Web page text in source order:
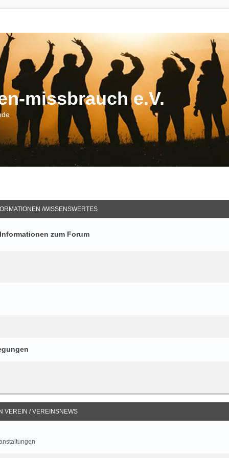
missbrauch e.V.
/WISSENSWERTES
zum Forum
VEREIN / VEREINSNEWS